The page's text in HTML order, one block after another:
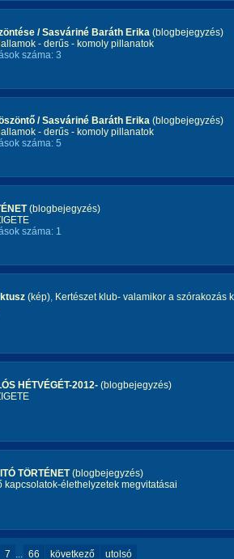
/ Sasváriné Baráth Erika (blogbejegyzés)
- derűs - komoly pillanatok
száma: 3
/ Sasváriné Baráth Erika (blogbejegyzés)
- derűs - komoly pillanatok
száma: 5
(blogbejegyzés)
száma: 1
(kép), Kertészet klub- valamikor a szórakozás
HÉTVÉGÉT-2012- (blogbejegyzés)
TÖRTÉNET(blogbejegyzés)
kapcsolatok-élethelyzetek megvitatásai
7 ... 66 következő utolsó